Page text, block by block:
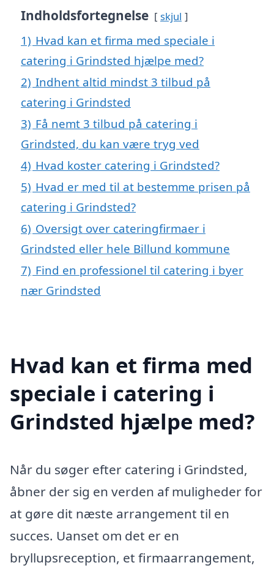
Indholdsfortegnelse skjul
1) Hvad kan et firma med speciale i
catering i Grindsted hjælpe med?
2) Indhent altid mindst 3 tilbud på
catering i Grindsted
3) Få nemt 3 tilbud på catering i
Grindsted, du kan være tryg ved
4) Hvad koster catering i Grindsted?
5) Hvad er med til at bestemme prisen på
catering i Grindsted?
6) Oversigt over cateringfirmaer i
Grindsted eller hele Billund kommune
7) Find en professionel til catering i byer
nær Grindsted
Hvad kan et firma med
speciale i catering i
Grindsted hjælpe med?
Når du søger efter catering i Grindsted,
åbner der sig en verden af muligheder for
at gøre dit næste arrangement til en
succes. Uanset om det er en
bryllupsreception, et firmaarrangement,